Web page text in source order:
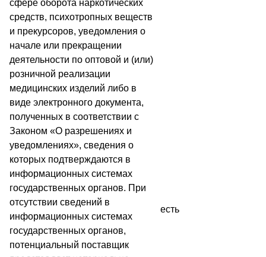
сфере оборота наркотических
средств, психотропных веществ
и прекурсоров, уведомления о
начале или прекращении
деятельности по оптовой и (или)
розничной реализации
медицинских изделий либо в
виде электронного документа,
полученных в соответствии с
Законом «О разрешениях и
уведомлениях», сведения о
которых подтверждаются в
информационных системах
государственных органов. При
отсутствии сведений в
информационных системах
государственных органов,
потенциальный поставщик
есть